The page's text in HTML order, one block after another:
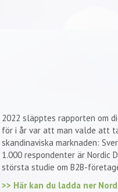
2022 släpptes rapporten om
för i år var att man valde att
skandinaviska marknaden:
1.000 respondenter är Nordic
största studie om B2B-
>> Här kan du ladda ner